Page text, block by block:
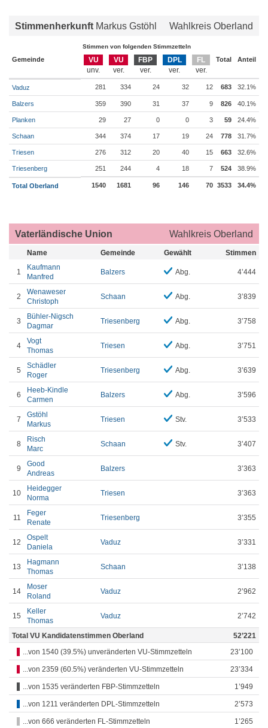
Stimmenherkunft Markus Gstöhl Wahlkreis Oberland
Stimmen von folgenden Stimmzetteln
Gemeinde VU VU FBP DPL FL Total Anteil
Vaduz 281 334 24 32 12 683 32.1%
Balzers 359 390 31 37 9 826 40.1%
Planken 29 27 0 0 3 59 24.4%
Schaan 344 374 17 19 24 778 31.7%
Triesen 276 312 20 40 15 663 32.6%
Triesenberg 251 244 4 18 7 524 38.9%
Total Oberland 1540 1681 96 146 70 3533 34.4%
Vaterländische Union Wahlkreis Oberland
Name Gemeinde Gewählt Stimmen
1
Kaufmann
Manfred
Balzers Abg. 4’444
2
Wenaweser
Christoph
Schaan Abg. 3’839
3
Bühler-Nigsch
Dagmar
Triesenberg Abg. 3’758
4
Vogt
Thomas
Triesen Abg. 3’751
5
Schädler
Roger
Triesenberg Abg. 3’639
6
Heeb-Kindle
Carmen
Balzers Abg. 3’596
7
Gstöhl
Markus
Triesen Stv. 3’533
8
Risch
Marc
Schaan Stv. 3’407
9
Good
Andreas
Balzers 3’363
10
Heidegger
Norma
Triesen 3’363
11
Feger
Renate
Triesenberg 3’355
12
Ospelt
Daniela
Vaduz 3’331
13
Hagmann
Thomas
Schaan 3’138
14
Moser
Roland
Vaduz 2’962
15
Keller
Thomas
Vaduz 2’742
Total VU Kandidatenstimmen Oberland
52’221
...von 1540 (39.5%) unveränderten VU-Stimmzetteln
23’100
...von 2359 (60.5%) veränderten VU-Stimmzetteln 23’334
...von 1535 veränderten FBP-Stimmzetteln 1’949
...von 1211 veränderten DPL-Stimmzetteln 2’573
...von 666 veränderten FL-Stimmzetteln 1’265